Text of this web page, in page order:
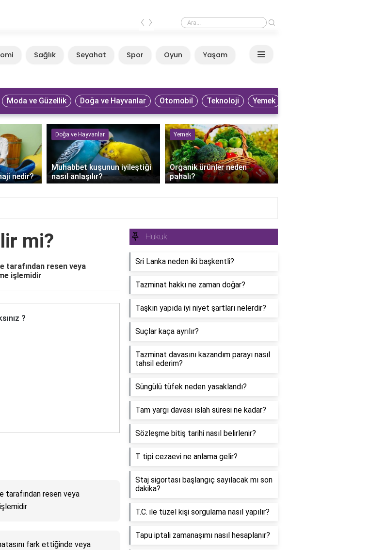
Patlıcan neden gaz yapar?
‹ ›
Sağlık Seyahat Spor Oyun Yaşam
Moda ve Güzellik Doğa ve Hayvanlar Otomobil Teknoloji Yemek
nedir?
Doğa ve Hayvanlar
Muhabbet kuşunun iyileştiği
nasıl anlaşılır?
Yemek
Organik ürünler neden
pahalı?
mi?
tarafından resen veya
işlemidir
?
tarafından resen veya
fark ettiğinde veya
Hukuk
Sri Lanka neden iki başkentli?
Tazminat hakkı ne zaman doğar?
Taşkın yapıda iyi niyet şartları nelerdir?
Suçlar kaça ayrılır?
Tazminat davasını kazandım parayı nasıl
tahsil ederim?
Süngülü tüfek neden yasaklandı?
Tam yargı davası ıslah süresi ne kadar?
Sözleşme bitiş tarihi nasıl belirlenir?
T tipi cezaevi ne anlama gelir?
Staj sigortası başlangıç sayılacak mı son
dakika?
T.C. ile tüzel kişi sorgulama nasıl yapılır?
Tapu iptali zamanaşımı nasıl hesaplanır?